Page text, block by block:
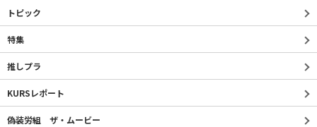
トピック
特集
推しプラ
KURSレポート
偽装労組 ザ・ムービー